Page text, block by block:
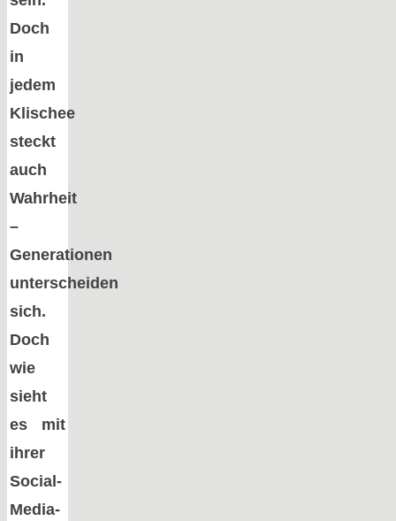
Doch
in
jedem
Klischee
steckt
auch
Wahrheit
–
Generationen
unterscheiden
sich.
Doch
wie
sieht
es mit
ihrer
Social-
Media-